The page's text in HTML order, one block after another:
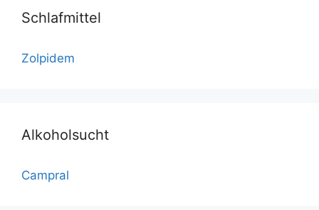
Schlafmittel
Zolpidem
Alkoholsucht
Campral